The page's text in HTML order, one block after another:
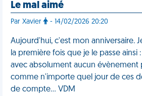
Le mal aimé
Par Xavier - 14/02/2026 20:20
Aujourd'hui, c'est mon anniversaire.
la première fois que je le passe ainsi
avec absolument aucun évènement
comme n'importe quel jour de ces
de compte… VDM